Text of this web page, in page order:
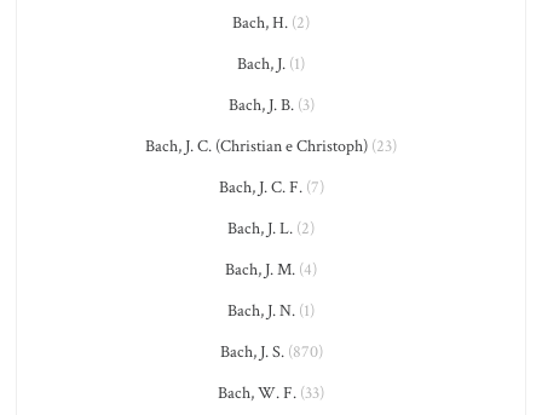
Bach, H. (2)
Bach, J. (1)
Bach, J. B.(3)
Bach, J. C. (Christian e Christoph) (23)
Bach, J. C. F.(7)
Bach, J. L. (2)
Bach, J. M. (4)
Bach, J. N. (1)
Bach, J. S.(870)
Bach, W. F. (33)